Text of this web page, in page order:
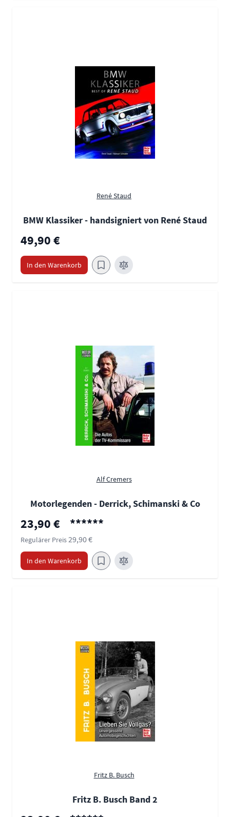
René Staud
BMW Klassiker - handsigniert von René Staud
49,90 €
In den Warenkorb
Alf Cremers
Motorlegenden - Derrick, Schimanski & Co
Sonderpreis
23,90 € ******
Regulärer Preis29,90 €
In den Warenkorb
Fritz B. Busch
Fritz B. Busch Band 2
Sonderpreis